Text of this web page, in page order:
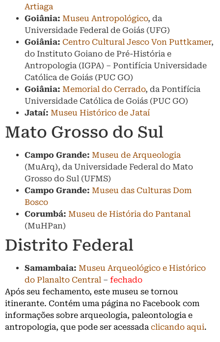
Artiaga
Goiânia: Museu Antropológico, da
Universidade Federal de Goiás (UFG)
Goiânia: Centro Cultural Jesco Von Puttkamer,
do Instituto Goiano de Pré-História e
Antropologia (IGPA) – Pontifícia Universidade
Católica de Goiás (PUC GO)
Goiânia: Memorial do Cerrado, da Pontifícia
Universidade Católica de Goiás (PUC GO)
Jataí: Museu Histórico de Jataí
Mato Grosso do Sul
Campo Grande: Museu de Arqueologia
(MuArq), da Universidade Federal do Mato
Grosso do Sul (UFMS)
Campo Grande: Museu das Culturas Dom
Bosco
Corumbá: Museu de História do Pantanal
(MuHPan)
Distrito Federal
Samambaia: Museu Arqueológico e Histórico
do Planalto Central – fechado
Após seu fechamento, este museu se tornou
itinerante. Contém uma página no Facebook com
informações sobre arqueologia, paleontologia e
antropologia, que pode ser acessada clicando aqui.